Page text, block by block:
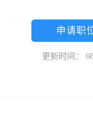
申请职
更新时间：